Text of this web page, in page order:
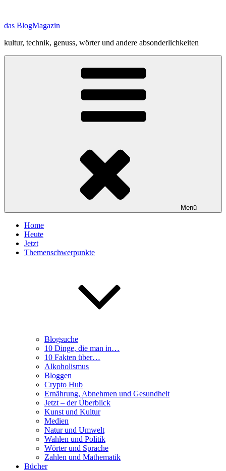
springen
das BlogMagazin
kultur, technik, genuss, wörter und andere absonderlichkeiten
Menü
Home
Heute
Jetzt
Themenschwerpunkte
Blogsuche
10 Dinge, die man in…
10 Fakten über…
Alkoholismus
Bloggen
Crypto Hub
Ernährung, Abnehmen und Gesundheit
Jetzt – der Überblick
Kunst und Kultur
Medien
Natur und Umwelt
Wahlen und Politik
Wörter und Sprache
Zahlen und Mathematik
Bücher